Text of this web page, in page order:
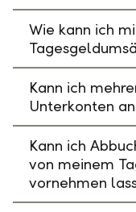
Wie kann ich
Kann ich
Unterkonten
Kann ich
von meinem
vornehmen